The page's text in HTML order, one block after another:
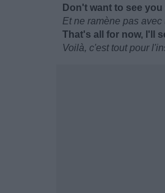
Don't want to see
Et ne ramène pas
That's all for now, I'll
Voilà, c'est tout pour